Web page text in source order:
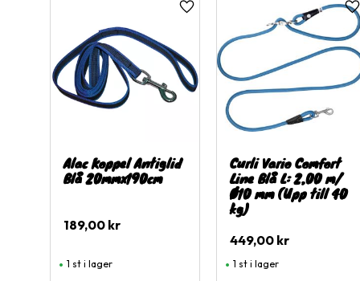
Alac Koppel Antiglid
Blå 20mmx190cm
189,00 kr
Lägg till i favoriter
1 st i lager
Curli Vario Comfort
Line Blå L: 2,00 m/
Ø10 mm (Upp till 40
kg)
449,00kr
1 st i lager